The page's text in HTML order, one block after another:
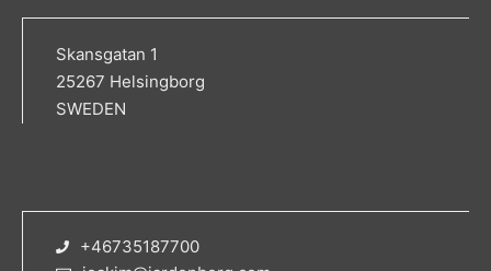
Skansgatan 1
25267 Helsingborg
SWEDEN
+46735187700